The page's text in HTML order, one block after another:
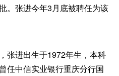
。张进今年3月底被聘任为该
张进出生于1972年生，本科
任中信实业银行重庆分行国